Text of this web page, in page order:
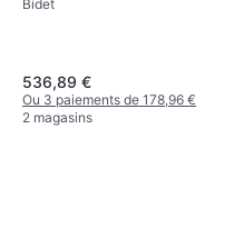
Bidet
536,89 €
Ou 3 paiements de 178,96 €
2 magasins